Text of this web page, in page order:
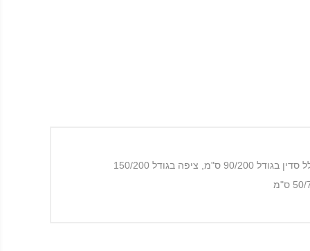
סט מצעים בלבן צחור, בהדפס עדין של מנדלה בכחול קובלט, לתחושה קייצית ונעימה. הדגם כולל: • סט למיטת יחיד 90/200 הכולל סדין בגודל 90/200 ס"מ, ציפה בגודל 150/200